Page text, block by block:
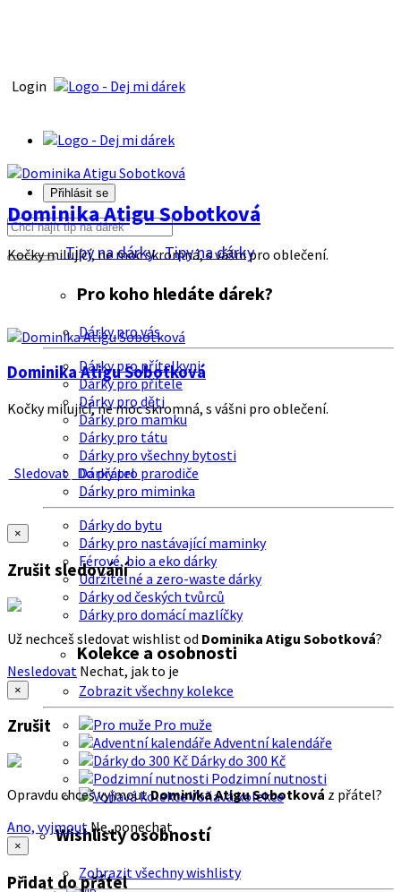
Login
Přihlásit se
Tipy na dárkyTipy na dárky
Pro koho hledáte dárek?
Dárky pro vás
Dárky pro přítelkyni
Dárky pro přítele
Dárky pro děti
Dárky pro mamku
Dárky pro tátu
Dárky pro všechny bytosti
Dárky pro prarodiče
Dárky pro miminka
Dárky do bytu
Dárky pro nastávající maminky
Férové, bio a eko dárky
Udržitelné a zero-waste dárky
Dárky od českých tvůrců
Dárky pro domácí mazlíčky
Kolekce a osobnosti
Zobrazit všechny kolekce
Pro muže
Adventní kalendáře
Dárky do 300 Kč
Podzimní nutnosti
Voňavá kolekce
Wishlisty osobností
Zobrazit všechny wishlisty
Dominika Atigu Sobotková
Kočky milující, ne moc skromná, s vášni pro oblečení.
Dominika Atigu Sobotková
Kočky milující, ne moc skromná, s vášni pro oblečení.
Sledovat Do přátel
×
Zrušit sledování
Už nechceš sledovat wishlist od Dominika Atigu Sobotková?
Nesledovat Nechat, jak to je
×
Zrušit
Opravdu chceš vyjmoutDominika Atigu Sobotková z přátel?
Ano, vyjmout Ne, ponechat
×
Přidat do přátel